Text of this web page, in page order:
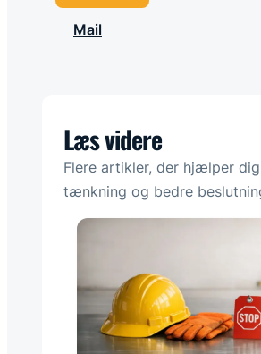
Mail
Læs videre
Flere artikler, der hjælper
tænkning og bedre